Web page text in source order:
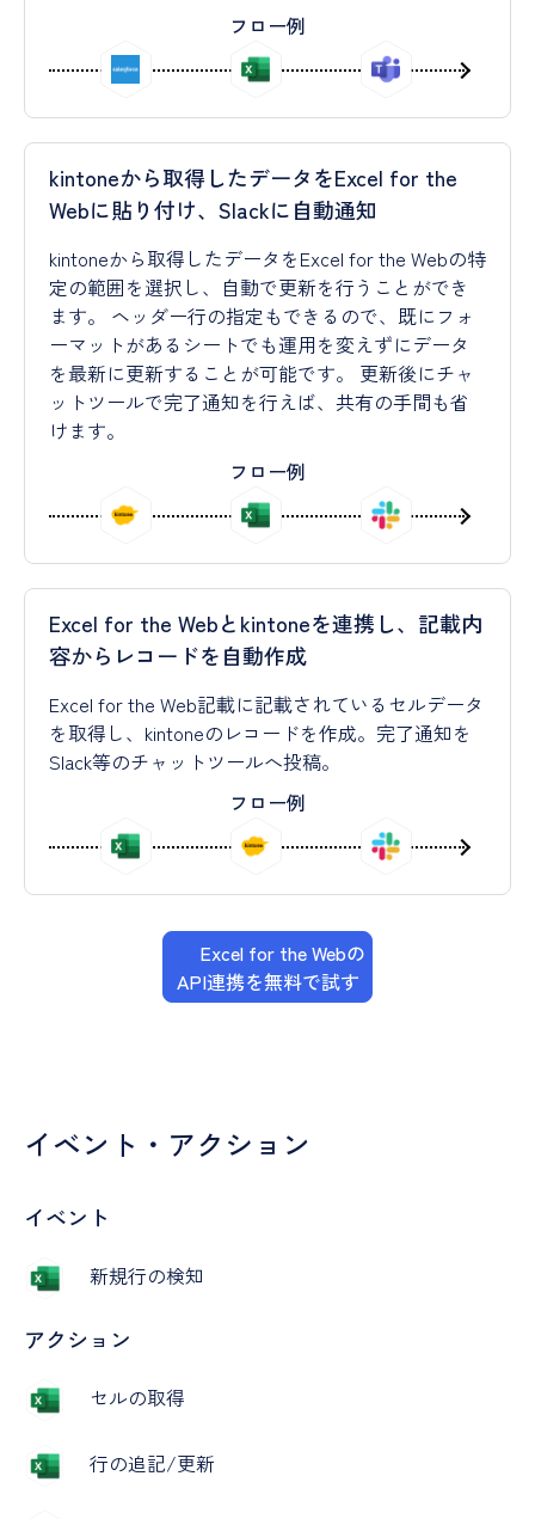
フロー例
kintoneから取得したデータをExcel for the
Webに貼り付け、Slackに自動通知
kintoneから取得したデータをExcel for the Webの特
定の範囲を選択し、自動で更新を行うことができ
ます。 ヘッダー行の指定もできるので、既にフォ
ーマットがあるシートでも運用を変えずにデータ
を最新に更新することが可能です。 更新後にチャ
ットツールで完了通知を行えば、共有の手間も省
けます。
フロー例
Excel for the Webとkintoneを連携し、記載内
容からレコードを自動作成
Excel for the Web記載に記載されているセルデータ
を取得し、kintoneのレコードを作成。完了通知を
Slack等のチャットツールへ投稿。
フロー例
Excel for the Webの
API連携を無料で試す
イベント・アクション
イベント
新規行の検知
アクション
セルの取得
行の追記/更新